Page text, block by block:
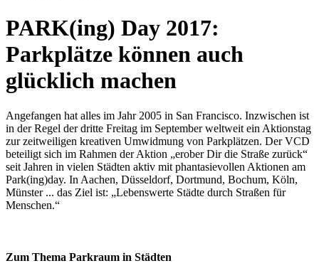
PARK(ing) Day 2017:
Parkplätze können auch
glücklich machen
Angefangen hat alles im Jahr 2005 in San Francisco. Inzwischen ist
in der Regel der dritte Freitag im September weltweit ein Aktionstag
zur zeitweiligen kreativen Umwidmung von Parkplätzen. Der VCD
beteiligt sich im Rahmen der Aktion „erober Dir die Straße zurück“
seit Jahren in vielen Städten aktiv mit phantasievollen Aktionen am
Park(ing)day. In Aachen, Düsseldorf, Dortmund, Bochum, Köln,
Münster ... das Ziel ist: „Lebenswerte Städte durch Straßen für
Menschen.“
Zum Thema Parkraum in Städten